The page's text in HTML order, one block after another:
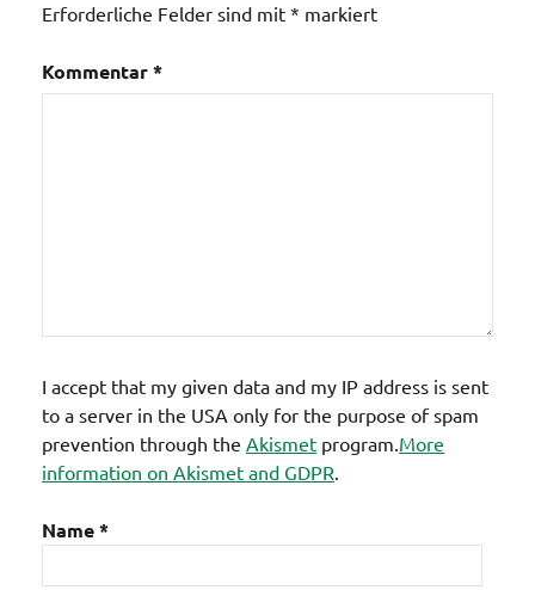
Erforderliche Felder sind mit * markiert
Kommentar*
I accept that my given data and my IP address is sent
to a server in the USA only for the purpose of spam
prevention through the Akismet program. More
information on Akismet and GDPR
Name*